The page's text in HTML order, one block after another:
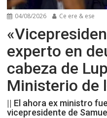
04/08/2026 Ce ere & ese
experto en
cabeza de
Ministerio de
|| El ahora ex ministro
vicepresidente de